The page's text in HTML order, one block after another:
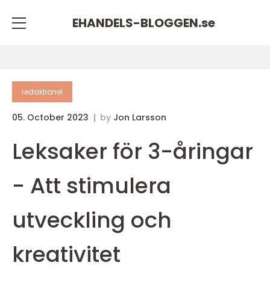
EHANDELS-BLOGGEN.se
redaktionel
05. October 2023 by Jon Larsson
Leksaker för 3-åringar
- Att stimulera
utveckling och
kreativitet